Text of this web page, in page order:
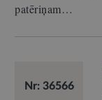
patēriņam…
Nr: 36566